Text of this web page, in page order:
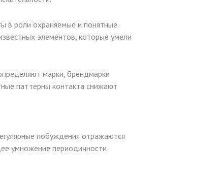
в роли охраняемые и понятные.
элементов, которые умели
марки, брендмарки
паттерны контакта снижают
побуждения отражаются
умножение периодичности